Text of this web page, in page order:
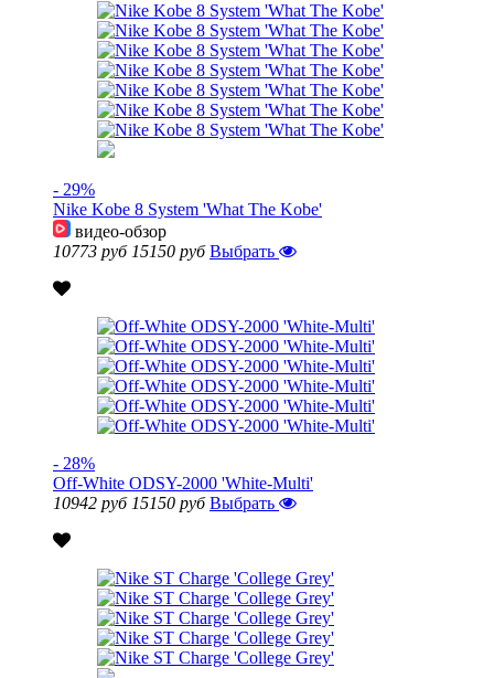
- 29%
Nike Kobe 8 System 'What The Kobe'
видео-обзор
10773 руб 15150 руб Выбрать
- 28%
Off-White ODSY-2000 'White-Multi'
10942 руб 15150 руб Выбрать